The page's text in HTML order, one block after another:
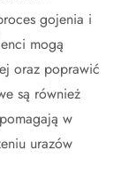
gojenia i
mogą
oraz poprawić
są również
w
urazów